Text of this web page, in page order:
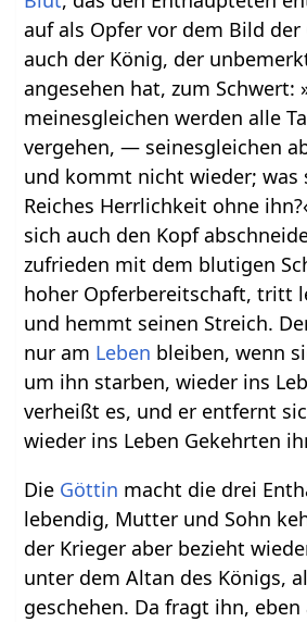
auf als Opfer vor dem Bild
auch der König, der
angesehen hat, zum Schwert:
meinesgleichen werden alle
vergehen, — seinesgleichen
und kommt nicht wieder; was
Reiches Herrlichkeit ohne
sich auch den Kopf
zufrieden mit dem blutigen
hoher Opferbereitschaft, tritt
und hemmt seinen Streich.
nur am Leben bleiben, wenn
um ihn starben, wieder ins
verheißt es, und er entfernt
wieder ins Leben Gekehrten
Die Göttin macht die drei
lebendig, Mutter und Sohn
der Krieger aber bezieht
unter dem Altan des Königs,
geschehen. Da fragt ihn,